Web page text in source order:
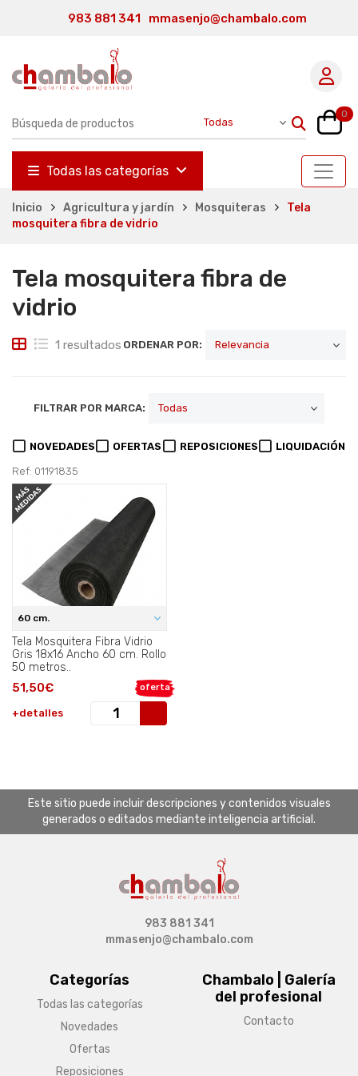
983 881 341 mmasenjo@chambalo.com
0
Todas las categorías
Inicio Agricultura y jardín Mosquiteras
Tela
mosquitera fibra de vidrio
Tela mosquitera fibra de
vidrio
1 resultados ORDENAR POR:
FILTRAR POR MARCA:
NOVEDADES OFERTAS REPOSICIONES LIQUIDACIÓN
Ref: 01191835
60 cm.
Tela Mosquitera Fibra Vidrio
Gris 18x16 Ancho 60 cm. Rollo
50 metros..
oferta
51,50€
+detalles
Este sitio puede incluir descripciones y contenidos visuales
generados o editados mediante inteligencia artificial.
Categorías
Todas las categorías
Novedades
Ofertas
Reposiciones
Chambalo | Galería
del profesional
Contacto
983 881 341
mmasenjo@chambalo.com